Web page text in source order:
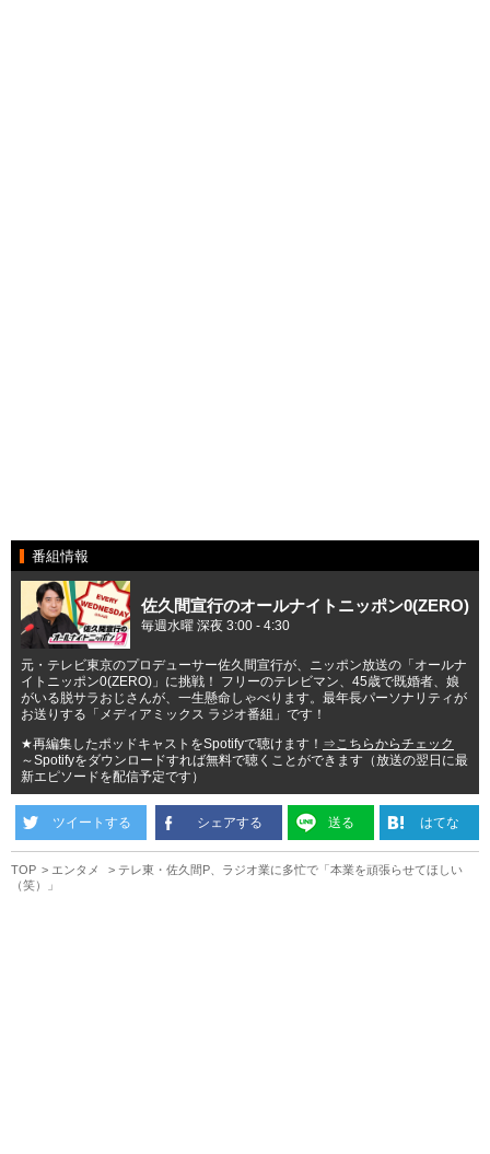
番組情報
佐久間宣行のオールナイトニッポン0(ZERO)
毎週水曜 深夜 3:00 - 4:30
元・テレビ東京のプロデューサー佐久間宣行が、ニッポン放送の「オールナ
イトニッポン0(ZERO)」に挑戦！ フリーのテレビマン、45歳で既婚者、娘
がいる脱サラおじさんが、一生懸命しゃべります。最年長パーソナリティが
お送りする「メディアミックス ラジオ番組」です！
★再編集したポッドキャストをSpotifyで聴けます！ ⇒こちらからチェック
～Spotifyをダウンロードすれば無料で聴くことができます（放送の翌日に最
新エピソードを配信予定です）
ツイートする シェアする 送る はてな
TOP エンタメ
テレ東・佐久間P、ラジオ業に多忙で「本業を頑張らせてほしい
（笑）」